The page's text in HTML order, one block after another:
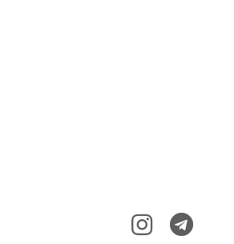
بهترین دکتر ایمپلنت اصفهان